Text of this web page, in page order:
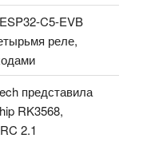
C5-EVB
реле,
представила
RK3568,
2.1